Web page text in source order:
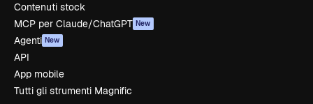
Contenuti stock
MCP per Claude/ChatGPT New
Agenti New
API
App mobile
Tutti gli strumenti Magnific